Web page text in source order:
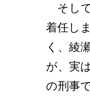
そし
着任し
く、綾
が、実
の刑事